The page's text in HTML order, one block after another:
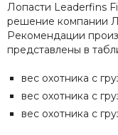
Лопасти Leaderfins
решение компании
Рекомендации
представлены в
вес охотника с
вес охотника с
вес охотника с